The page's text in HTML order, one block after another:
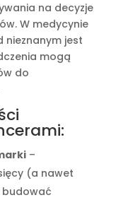
na decyzje
W medycynie
nieznanym jest
mogą
do
–
(a nawet